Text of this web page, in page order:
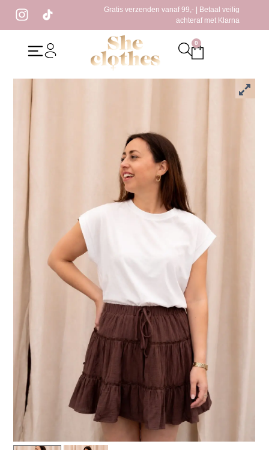
Gratis verzenden vanaf 99,- | Betaal veilig
achteraf met Klarna
0
Home/Kleding / Bella T-shirt Wit
Bella T-shirt Wit